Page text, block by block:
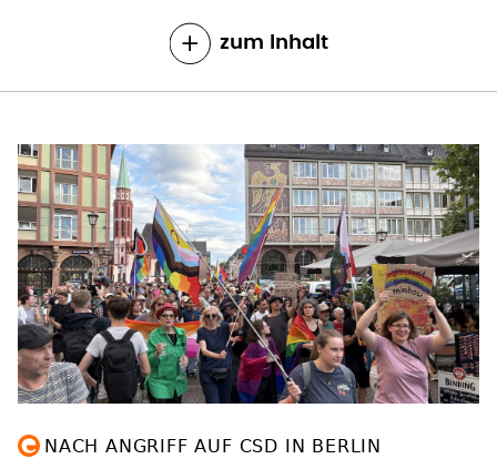
zum Inhalt
NACH ANGRIFF AUF CSD IN BERLIN